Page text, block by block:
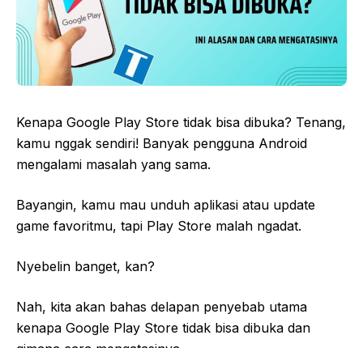
Kenapa Google Play Store tidak bisa dibuka? Tenang,
kamu nggak sendiri! Banyak pengguna Android
mengalami masalah yang sama.
Bayangin, kamu mau unduh aplikasi atau update
game favoritmu, tapi Play Store malah ngadat.
Nyebelin banget, kan?
Nah, kita akan bahas delapan penyebab utama
kenapa Google Play Store tidak bisa dibuka dan